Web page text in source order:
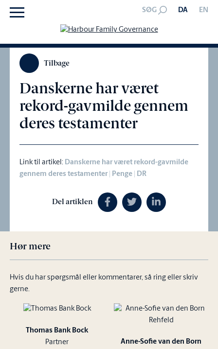
SØG DA EN
Tilbage
Danskerne har været
rekord-gavmilde gennem
deres testamenter
Link til artikel: Danskerne har været rekord-gavmilde
gennem deres testamenter | Penge | DR
Del artiklen
Hør mere
Hvis du har spørgsmål eller kommentarer, så ring eller skriv
gerne.
Thomas Bank Bock
Partner
Anne-Sofie van den Born